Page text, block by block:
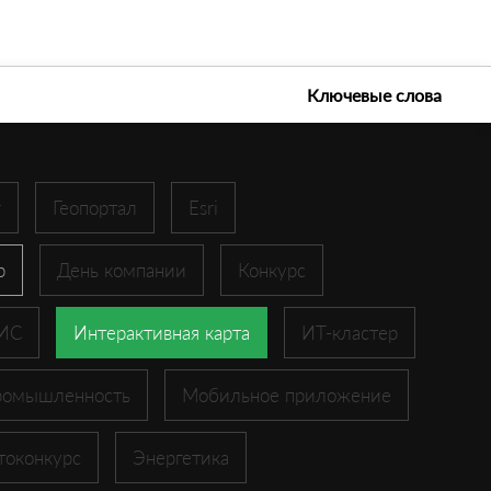
Ключевые слова
Геопортал Esri
День компании Конкурс
Интерактивная карта ИТ-кластер
Мобильное приложение
Энергетика